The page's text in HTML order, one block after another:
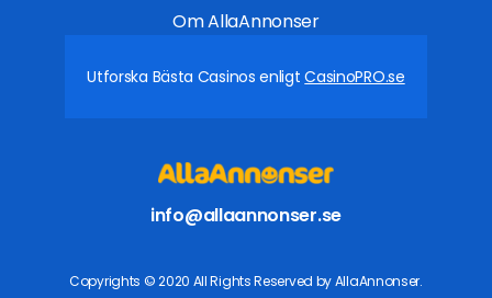
Om AllaAnnonser
Utforska Bästa Casinos enligtCasinoPRO.se
info@allaannonser.se
Copyrights © 2020 All Rights Reserved by AllaAnnonser.